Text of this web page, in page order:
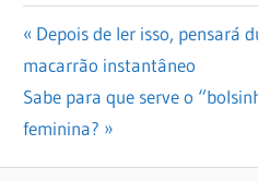
Navegação
de
Post
Previous
Post:
Depois de ler isso, pensará
macarrão instantâneo
Next
Post:
Sabe para que serve o
feminina?